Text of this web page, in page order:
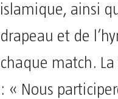
islamique, ainsi
drapeau et de
chaque match.
: « Nous